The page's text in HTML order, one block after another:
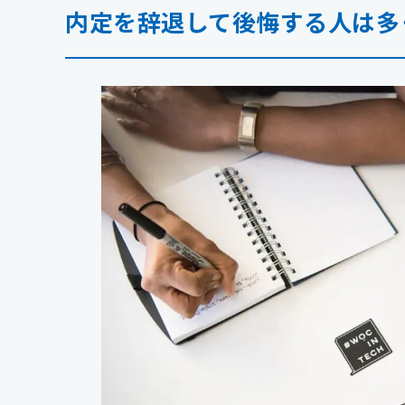
内定を辞退して後悔する人は